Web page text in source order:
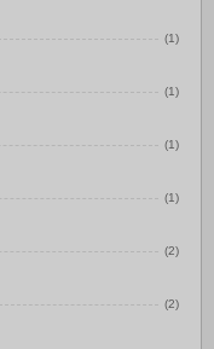
(1)
(1)
(1)
(1)
(2)
(2)